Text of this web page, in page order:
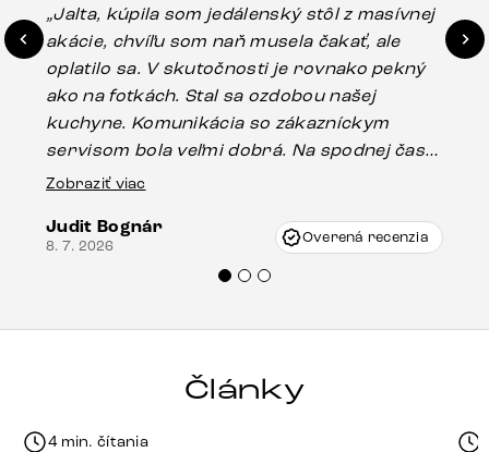
„Jalta, kúpila som jedálenský stôl z masívnej
akácie, chvíľu som naň musela čakať, ale
oplatilo sa. V skutočnosti je rovnako pekný
ako na fotkách. Stal sa ozdobou našej
kuchyne. Komunikácia so zákazníckym
servisom bola veľmi dobrá. Na spodnej časti
stola bolo malé poškodenie, pravdepodobne
Vincze pri riešení mojej záležitosti pristúpili
veľmi korektne. Odporúčam produkty Delife
Zobraziť viac
Judit Bognár
8. 7. 2026 Overená recenzia
Články
4 min. čítania